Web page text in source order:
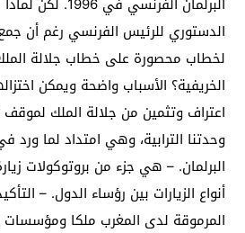
الدستوري للرئيس الفرنسي رغم أن
لخطاب محصورة على خطاب جلالة الملك
الخريفية؟ الأسباب واضحة ويمكن
اعتراف وتثمين من جلالة الملك لموقف
وحدتنا الترابية، وهي امتداد لما
البرلمان. – هي جزء من بروتوكولات
أنواع الزيارات بين رؤساء الدول. –
المرموقة لدى المغرب ملكا